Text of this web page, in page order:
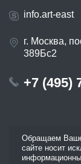
info.art-east
г. Москва,
389Бс2
+7 (495)
Обращаем
сайте носит